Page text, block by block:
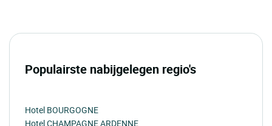
Populairste nabijgelegen regio's
Hotel BOURGOGNE
Hotel CHAMPAGNE ARDENNE